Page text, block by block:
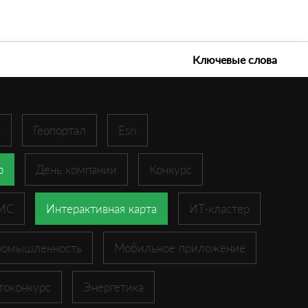
Ключевые слова
Геопортал Esri
День компании Конкурс
Интерактивная карта ИТ-кластер
Мобильное приложение
Энергетика